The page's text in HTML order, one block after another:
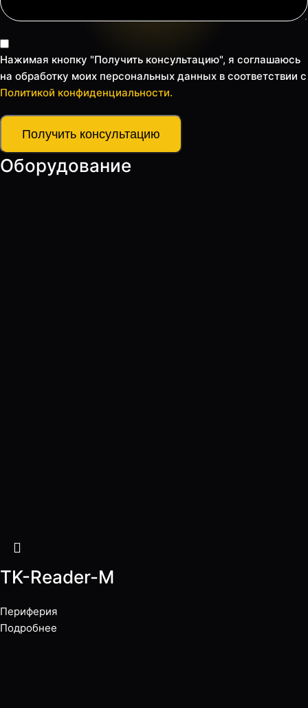
Нажимая кнопку "Получить консультацию", я соглашаюсь
на обработку моих персональных данных в соответствии с
Политикой конфиденциальности.
Получить консультацию
Оборудование
TK-Reader-M
Периферия
Подробнее